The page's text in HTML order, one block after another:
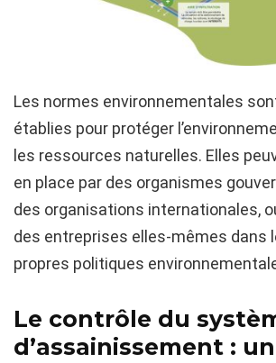
Les normes environnementales
établies pour protéger
les ressources naturelles. Elles
en place par des organismes
des organisations internationales,
des entreprises elles-mêmes dans
propres politiques
Le contrôle du
d’assainissement :